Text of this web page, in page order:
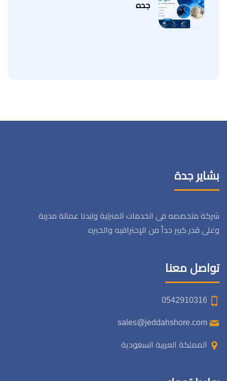
جده
بشاير جدة
شركة متخصصه فى الخدمات المنزلية وليدنا عمالة مدربة
وعلى قدر كبير جداً من الإحترافيه والخبره
تواصل معنا
المملكة العربية السعودية